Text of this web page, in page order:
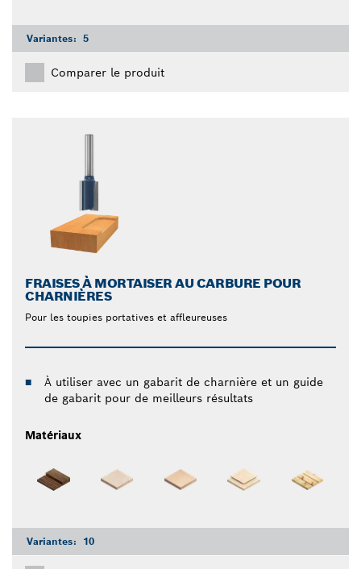
Variantes: 5
Comparer le produit
FRAISES À MORTAISER AU CARBURE POUR
CHARNIÈRES
Pour les toupies portatives et affleureuses
À utiliser avec un gabarit de charnière et un guide
de gabarit pour de meilleurs résultats
Matériaux
Variantes: 10